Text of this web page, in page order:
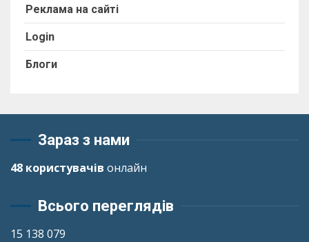
Реклама на сайті
Login
Блоги
Зараз з нами
48 користувачів онлайн
Всього переглядів
15 138 079